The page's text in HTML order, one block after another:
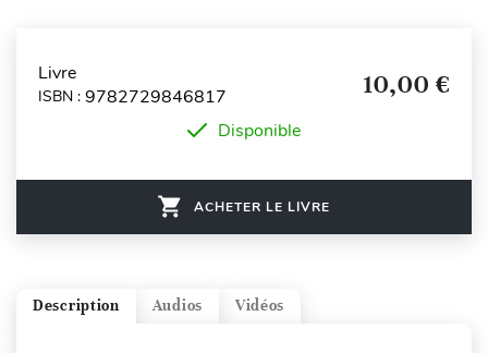
Livre
ISBN : 9782729846817 10,00 €
Disponible
ACHETER LE LIVRE
Vidéos
Audios
Description